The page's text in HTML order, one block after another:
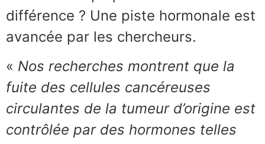
différence ? Une piste hormonale est
avancée par les chercheurs.
« Nos recherches montrent que la
fuite des cellules cancéreuses
circulantes de la tumeur d’origine est
contrôlée par des hormones telles